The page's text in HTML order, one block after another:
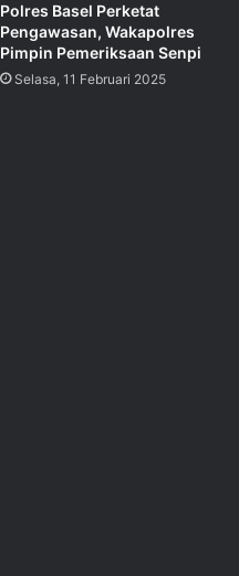
Polres Basel Perketat
Pengawasan, Wakapolres
Pimpin Pemeriksaan Senpi
Selasa, 11 Februari 2025